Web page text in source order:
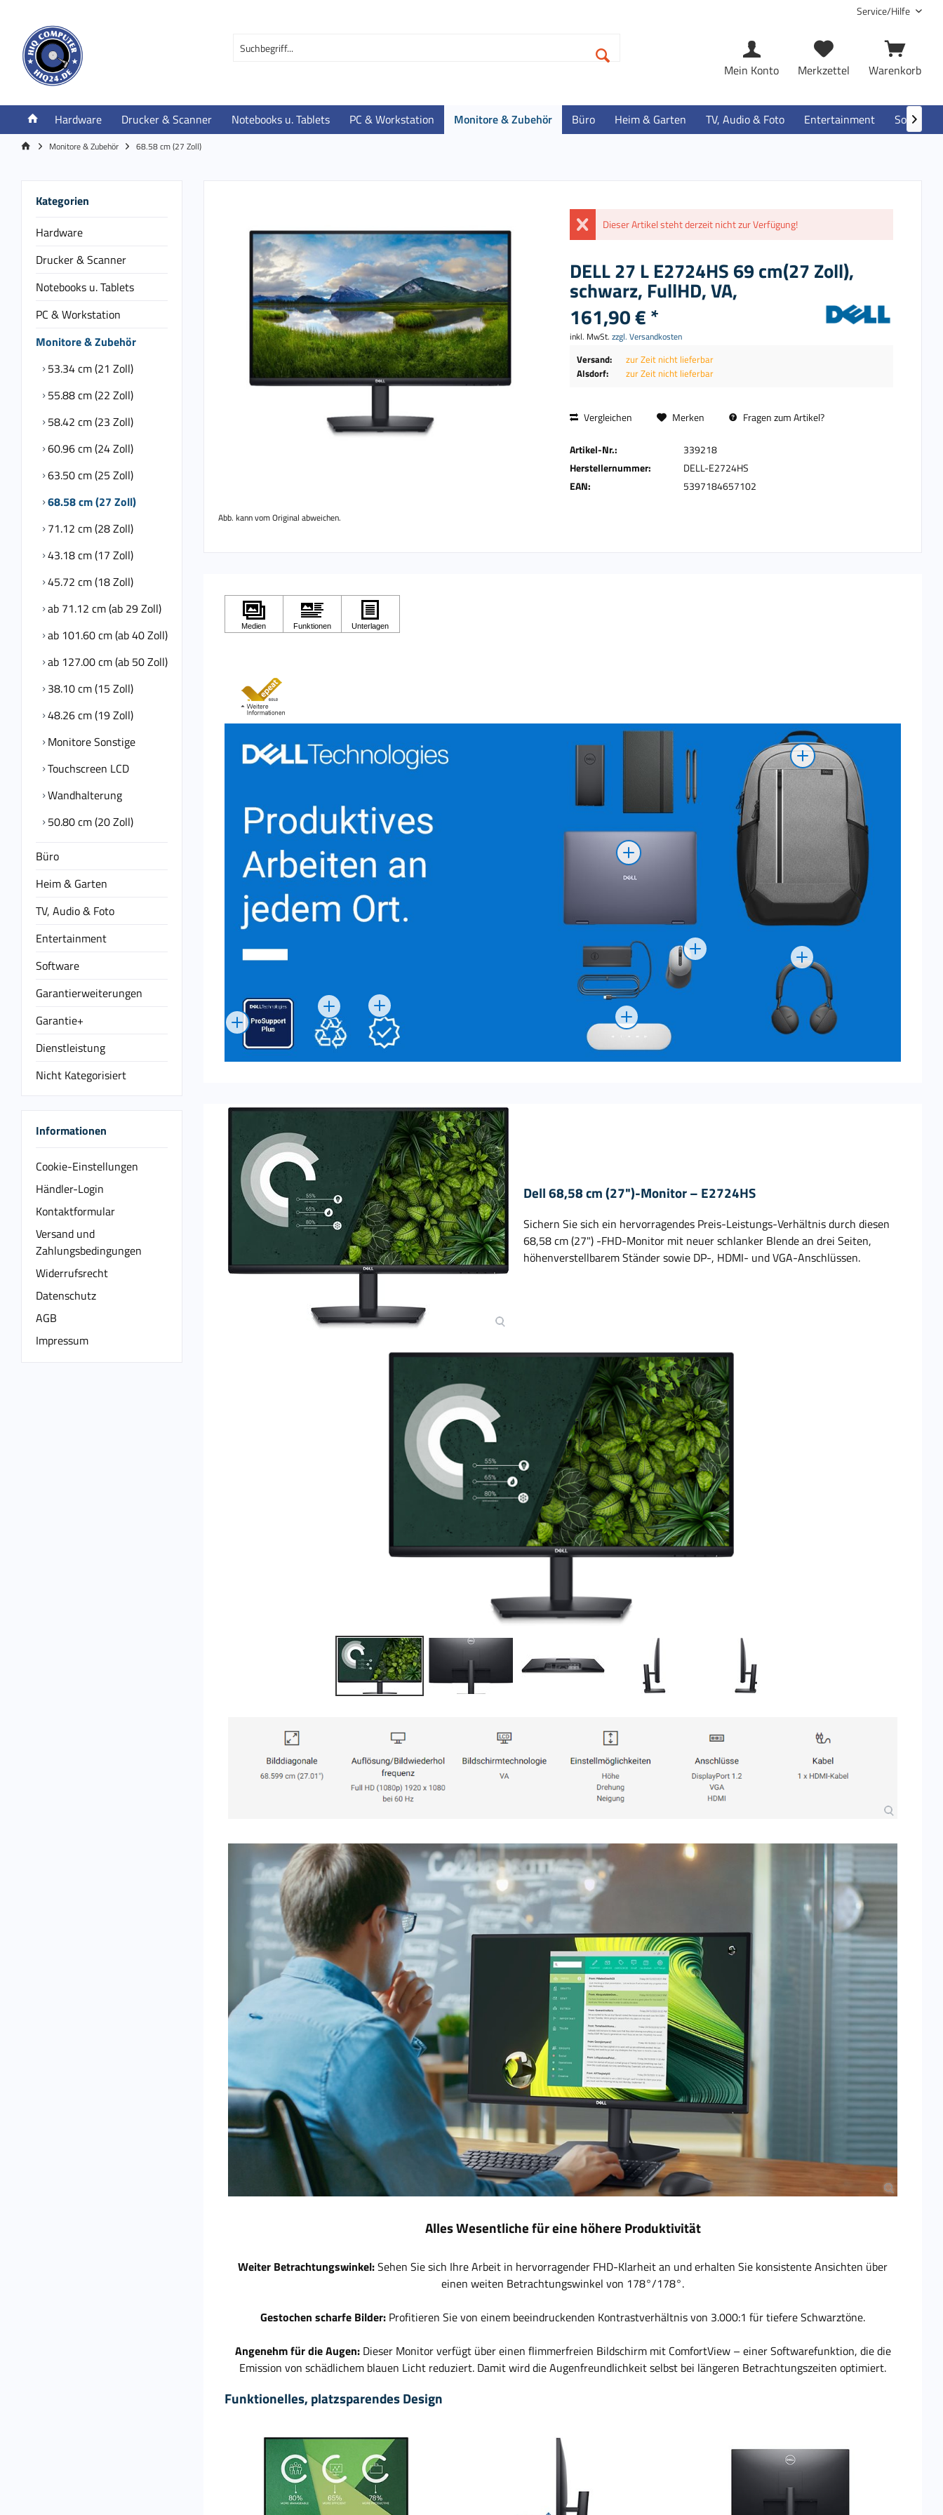
Service/Hilfe
Warenkorb
Merkzettel
Mein Konto
Hardware Drucker & Scanner Notebooks u. Tablets PC & Workstation Monitore & Zubehör Büro Heim & Garten TV, Audio & Foto Entertainment Software

Monitore & Zubehör 68.58 cm (27 Zoll)
Kategorien
Hardware
Drucker & Scanner
Notebooks u. Tablets
PC & Workstation
Monitore & Zubehör
53.34 cm (21 Zoll)
55.88 cm (22 Zoll)
58.42 cm (23 Zoll)
60.96 cm (24 Zoll)
63.50 cm (25 Zoll)
68.58 cm (27 Zoll)
71.12 cm (28 Zoll)
43.18 cm (17 Zoll)
45.72 cm (18 Zoll)
ab 71.12 cm (ab 29 Zoll)
ab 101.60 cm (ab 40 Zoll)
ab 127.00 cm (ab 50 Zoll)
38.10 cm (15 Zoll)
48.26 cm (19 Zoll)
Monitore Sonstige
Touchscreen LCD
Wandhalterung
50.80 cm (20 Zoll)
Büro
Heim & Garten
TV, Audio & Foto
Entertainment
Software
Garantierweiterungen
Garantie+
Dienstleistung
Nicht Kategorisiert
Informationen
Cookie-Einstellungen
Händler-Login
Kontaktformular
Versand und
Zahlungsbedingungen
Widerrufsrecht
Datenschutz
AGB
Impressum
Abb. kann vom Original abweichen.
Dieser Artikel steht derzeit nicht zur Verfügung!
DELL 27 L E2724HS 69 cm(27 Zoll),
schwarz, FullHD, VA,
161,90 € *
inkl. MwSt. zzgl. Versandkosten
Versand:
zur Zeit nicht lieferbar
Alsdorf:
zur Zeit nicht lieferbar
Vergleichen Merken Fragen zum Artikel?
Artikel-Nr.:
339218
Herstellernummer:
DELL-E2724HS
EAN:
5397184657102
Dell 68,58 cm (27")-Monitor – E2724HS
Sichern Sie sich ein hervorragendes Preis-Leistungs-Verhältnis durch diesen
68,58 cm (27") -FHD-Monitor mit neuer schlanker Blende an drei Seiten,
höhenverstellbarem Ständer sowie DP-, HDMI- und VGA-Anschlüssen.
Alles Wesentliche für eine höhere Produktivität
Weiter Betrachtungswinkel:Sehen Sie sich Ihre Arbeit in hervorragender FHD-Klarheit an und erhalten Sie konsistente Ansichten über
einen weiten Betrachtungswinkel von 178°/178°.
Gestochen scharfe Bilder: Profitieren Sie von einem beeindruckenden Kontrastverhältnis von 3.000:1 für tiefere Schwarztöne.
Angenehm für die Augen: Dieser Monitor verfügt über einen flimmerfreien Bildschirm mit ComfortView – einer Softwarefunktion, die die
Emission von schädlichem blauen Licht reduziert. Damit wird die Augenfreundlichkeit selbst bei längeren Betrachtungszeiten optimiert.
Funktionelles, platzsparendes Design